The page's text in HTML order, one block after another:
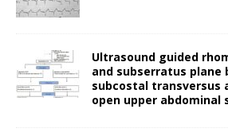
Ultrasound guided
and subserratus plane
subcostal transversus
open upper abdominal